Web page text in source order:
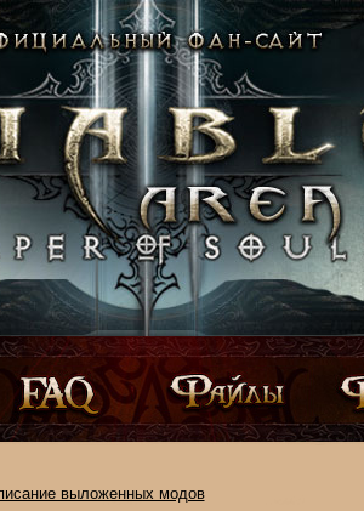
выложенных модов